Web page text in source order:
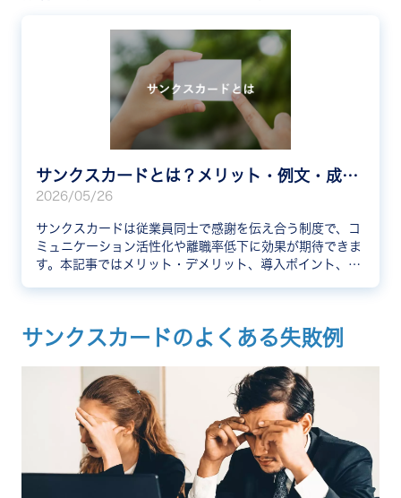
サンクスカードとは？メリット・例文・成功事例を紹介
2026/05/26
サンクスカードは従業員同士で感謝を伝え合う制度で、コ
ミュニケーション活性化や離職率低下に効果が期待できま
す。本記事ではメリット・デメリット、導入ポイント、例
サンクスカードのよくある失敗例